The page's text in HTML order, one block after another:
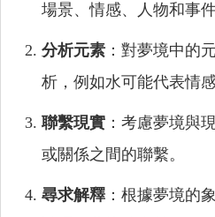
場景、情感、人物和事件
分析元素 ：對夢境中的
析，例如水可能代表情感
聯繫現實 ：考慮夢境與
或關係之間的聯繫。
尋求解釋 ：根據夢境的